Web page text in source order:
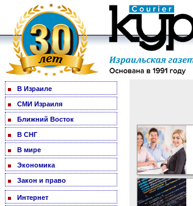
В Израиле
СМИ Израиля
Ближний Восток
В СНГ
В мире
Экономика
Закон и право
Интернет